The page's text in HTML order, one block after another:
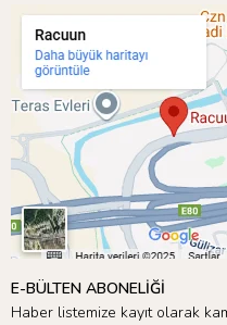
E-BÜLTEN ABONELİĞİ
Haber listemize kayıt olarak